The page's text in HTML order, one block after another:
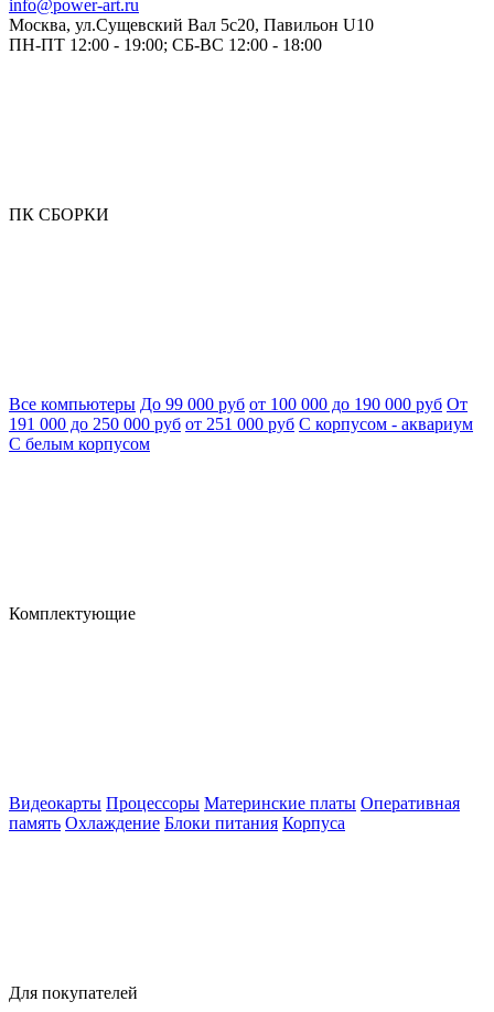
info@power-art.ru
Москва, ул.Сущевский Вал 5с20, Павильон U10
ПН-ПТ 12:00 - 19:00; СБ-ВС 12:00 - 18:00
ПК СБОРКИ
Все компьютеры До 99 000 руб от 100 000 до 190 000 руб От
191 000 до 250 000 руб от 251 000 руб С корпусом - аквариум
С белым корпусом
Комплектующие
Видеокарты Процессоры Материнские платы Оперативная
память Охлаждение Блоки питания Корпуса
Для покупателей